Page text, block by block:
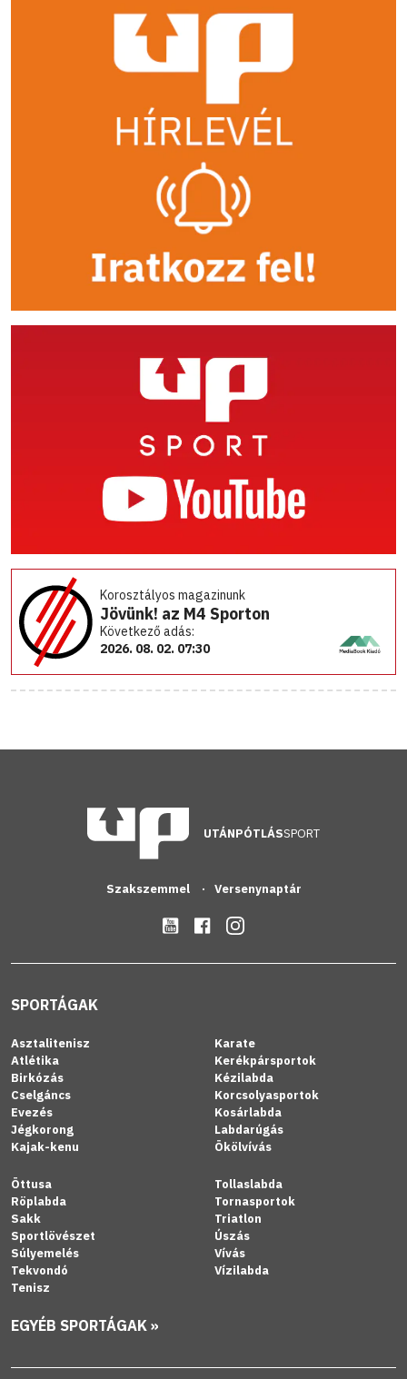
Korosztályos magazinunk
Jövünk! az M4 Sporton
Következő adás:
2026. 08. 02. 07:30
UTÁNPÓTLÁSSPORT
Szakszemmel Versenynaptár
SPORTÁGAK
Asztalitenisz
Atlétika
Birkózás
Cselgáncs
Evezés
Jégkorong
Kajak-kenu
Karate
Kerékpársportok
Kézilabda
Korcsolyasportok
Kosárlabda
Labdarúgás
Ökölvívás
Öttusa
Röplabda
Sakk
Sportlövészet
Súlyemelés
Tekvondó
Tenisz
Tollaslabda
Tornasportok
Triatlon
Úszás
Vívás
Vízilabda
EGYÉB SPORTÁGAK »